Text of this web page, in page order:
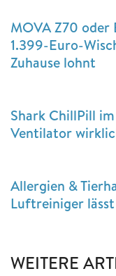
MOVA Z70 oder
1.399-Euro-
Zuhause lohnt
Shark ChillPill
Ventilator
Allergien &
Luftreiniger
WEITERE